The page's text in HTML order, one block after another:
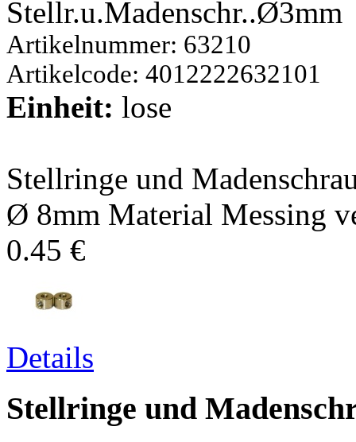
Stellr.u.Madenschr..Ø3mm
Artikelnummer: 63210
Artikelcode: 4012222632101
Einheit: lose
Stellringe und
Ø 8mm Material Messing
0.45 €
Details
Stellringe und